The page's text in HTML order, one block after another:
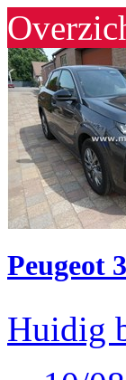
Peugeot
Huidig